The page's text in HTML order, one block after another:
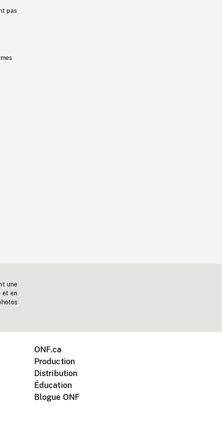
pas
une
et en
ONF.ca
Production
Distribution
Éducation
Blogue ONF